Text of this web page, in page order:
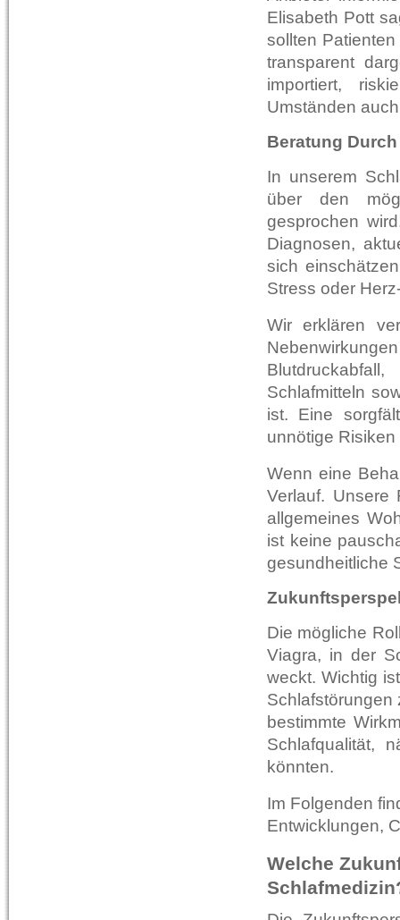
Elisabeth Pott
sollten
transparent
importiert,
Umständen
Beratung
In unserem
über den
gesprochen
Diagnosen,
sich
Stress oder
Wir erklären
Schlafmitteln
ist. Eine
unnötige
Wenn eine
Verlauf. Unsere
allgemeines
ist keine
gesundheitliche
Die mögliche
Viagra, in der
weckt. Wichtig
Schlafstörungen
bestimmte
Schlafqualität,
könnten.
Im Folgenden
Entwicklungen,
Welche